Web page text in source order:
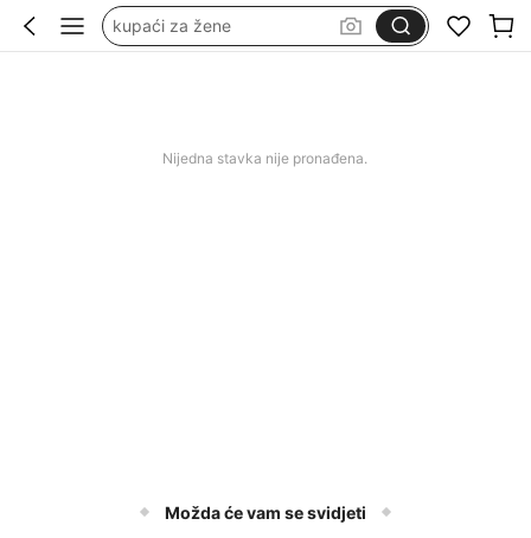
kupaći za žene
Nijedna stavka nije pronađena.
Možda će vam se svidjeti